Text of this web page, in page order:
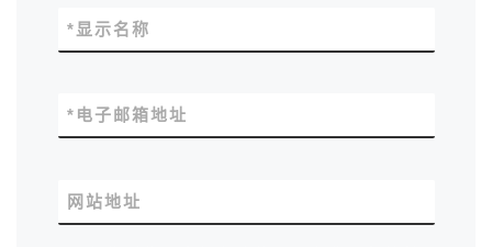
显示名称
*
电子邮箱地址
*
网站地址